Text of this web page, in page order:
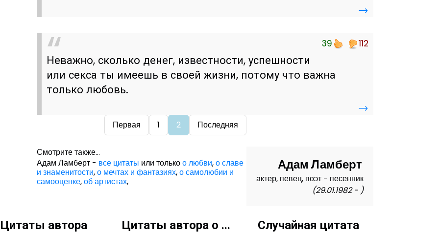
→
39 112
Неважно, сколько денег, известности, успешности
или секса ты имеешь в своей жизни, потому что важна
только любовь.
→
Первая 1 2 Последняя
Адам Ламберт
актер, певец, поэт - песенник
(29.01.1982 - )
Смотрите также...
Адам Ламберт - все цитаты или толькоо любви,о славе
и знаменитости,о мечтах и фантазиях,о самолюбии и
самооценке,об артистах,
Цитаты автора Цитаты автора о ... Случайная цитата